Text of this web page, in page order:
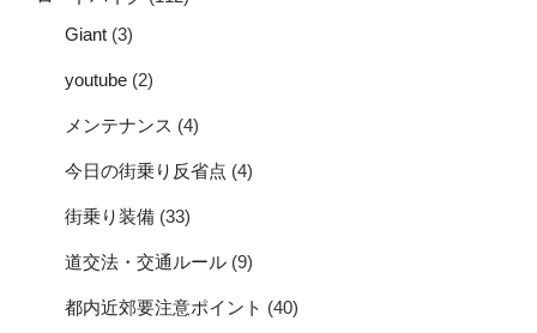
Giant (3)
youtube (2)
メンテナンス (4)
今日の街乗り反省点 (4)
街乗り装備 (33)
道交法・交通ルール (9)
都内近郊要注意ポイント (40)